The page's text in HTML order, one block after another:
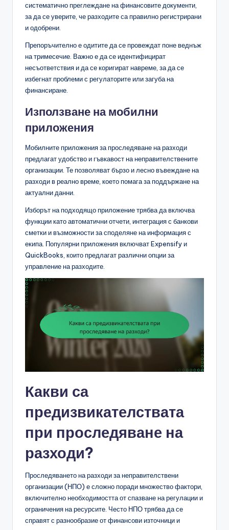
систематично преглеждане на финансовите документи,
за да се уверите, че разходите са правилно регистрирани
и одобрени.
Препоръчително е одитите да се провеждат поне веднъж
на тримесечие. Важно е да се идентифицират
несъответствия и да се коригират навреме, за да се
избегнат проблеми с регулаторите или загуба на
финансиране.
Използване на мобилни
приложения
Мобилните приложения за проследяване на разходи
предлагат удобство и гъвкавост на неправителствените
организации. Те позволяват бързо и лесно въвеждане на
разходи в реално време, което помага за поддържане на
актуални данни.
Изборът на подходящо приложение трябва да включва
функции като автоматични отчети, интеграция с банкови
сметки и възможности за споделяне на информация с
екипа. Популярни приложения включват Expensify и
QuickBooks, които предлагат различни опции за
управление на разходите.
Какви са
предизвикателствата
при проследяване на
разходи?
Проследяването на разходи за неправителствени
организации (НПО) е сложно поради множество фактори,
включително необходимостта от спазване на регулации и
ограничения на ресурсите. Често НПО трябва да се
справят с разнообразие от финансови източници и